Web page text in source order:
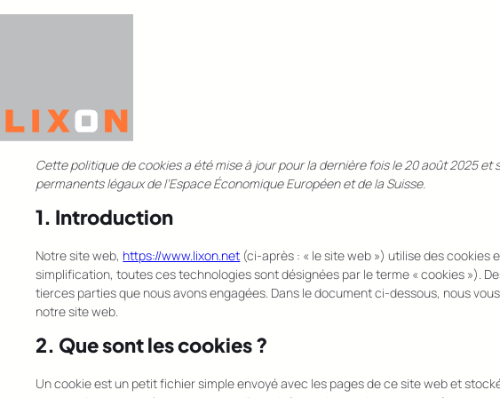
Aller
Cette politique de cookies a été mise à jour pour la dernière fois le 20 août 2025 et
permanents légaux de l’Espace Économique Européen et de la Suisse.
1. Introduction
Notre site web, https://www.lixon.net (ci-après : « le site web ») utilise des cookies
simplification, toutes ces technologies sont désignées par le terme « cookies »).
tierces parties que nous avons engagées. Dans le document ci-dessous, nous
notre site web.
2. Que sont les cookies ?
Un cookie est un petit fichier simple envoyé avec les pages de ce site web et